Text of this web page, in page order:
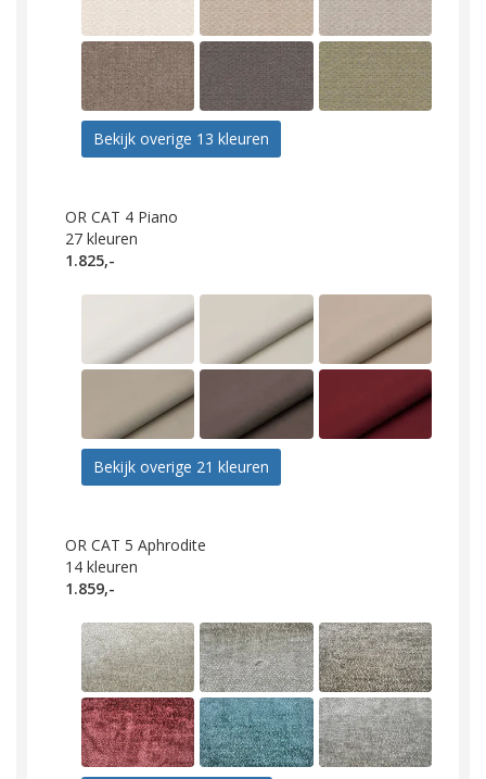
Bekijk overige 13 kleuren
OR CAT 4 Piano
27 kleuren
1.825,-
Bekijk overige 21 kleuren
OR CAT 5 Aphrodite
14 kleuren
1.859,-